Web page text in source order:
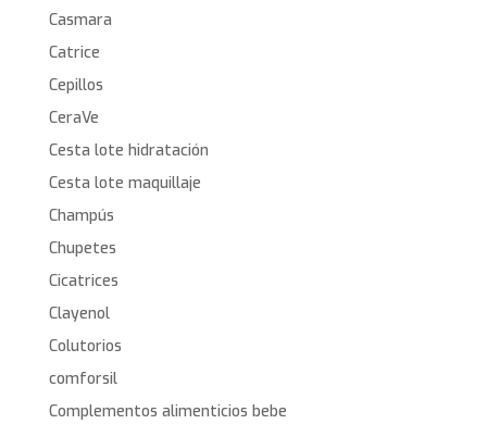
Casmara
Catrice
Cepillos
CeraVe
Cesta lote hidratación
Cesta lote maquillaje
Champús
Chupetes
Cicatrices
Clayenol
Colutorios
comforsil
Complementos alimenticios bebe